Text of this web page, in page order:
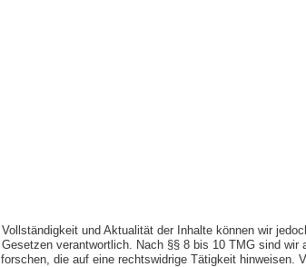
und Aktualität der Inhalte können wir
verantwortlich. Nach §§ 8 bis 10 TMG sind
die auf eine rechtswidrige Tätigkeit hinweisen.